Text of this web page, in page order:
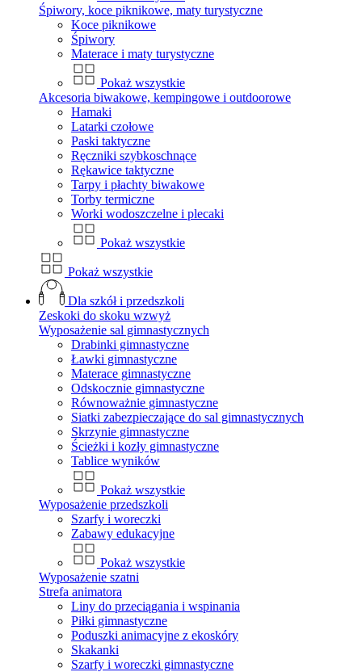
Śpiwory, koce piknikowe, maty turystyczne
Koce piknikowe
Śpiwory
Materace i maty turystyczne
Pokaż wszystkie
Akcesoria biwakowe, kempingowe i outdoorowe
Hamaki
Latarki czołowe
Paski taktyczne
Ręczniki szybkoschnące
Rękawice taktyczne
Tarpy i płachty biwakowe
Torby termiczne
Worki wodoszczelne i plecaki
Pokaż wszystkie
Pokaż wszystkie
Dla szkół i przedszkoli
Zeskoki do skoku wzwyż
Wyposażenie sal gimnastycznych
Drabinki gimnastyczne
Ławki gimnastyczne
Materace gimnastyczne
Odskocznie gimnastyczne
Równoważnie gimnastyczne
Siatki zabezpieczające do sal gimnastycznych
Skrzynie gimnastyczne
Ścieżki i kozły gimnastyczne
Tablice wyników
Pokaż wszystkie
Wyposażenie przedszkoli
Szarfy i woreczki
Zabawy edukacyjne
Pokaż wszystkie
Wyposażenie szatni
Strefa animatora
Liny do przeciągania i wspinania
Piłki gimnastyczne
Poduszki animacyjne z ekoskóry
Skakanki
Szarfy i woreczki gimnastyczne